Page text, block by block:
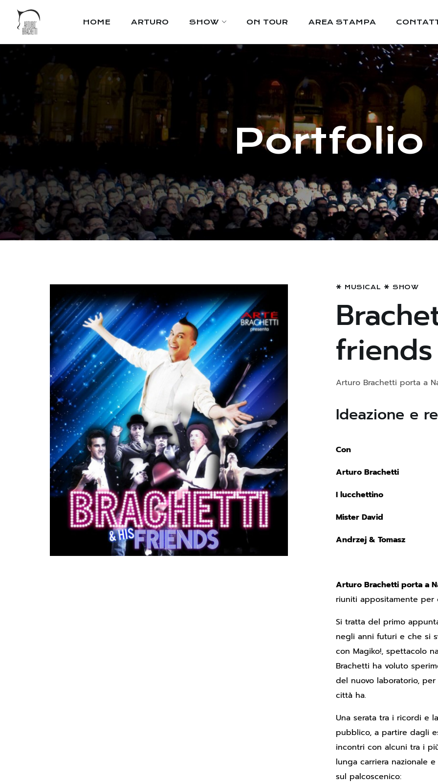
HOME ARTURO SHOW ON TOUR AREA STAMPA
Portfolio
MUSICAL SHOW
friends
Arturo Brachetti porta a
Ideazione e
Con
Arturo Brachetti
I lucchettino
Mister David
Andrzej & Tomasz
Arturo Brachetti porta a
riuniti appositamente per
Si tratta del primo
negli anni futuri e che si
con Magiko!, spettacolo
Brachetti ha voluto
del nuovo laboratorio,
città ha.
Una serata tra i ricordi e
pubblico, a partire dagli
incontri con alcuni tra i
lunga carriera nazionale
sul palcoscenico: